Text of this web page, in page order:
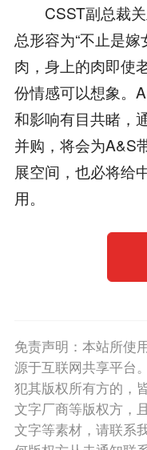
CSST副总裁关
总形容为“不止是
肉，身上的肉即使
份情感可以想象。
和影响有目共睹，
并购，将会为A&S
展空间，也必将给
用。
免责声明：本站所使
源于互联网共享平台
犯其版权所有方的，
文字厂商等版权方，
文字等素材，请联系